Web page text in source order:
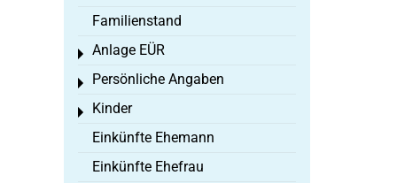
Familienstand
Anlage EÜR
Toggle menu
Persönliche Angaben
Toggle menu
Kinder
Toggle menu
Einkünfte Ehemann
Einkünfte Ehefrau